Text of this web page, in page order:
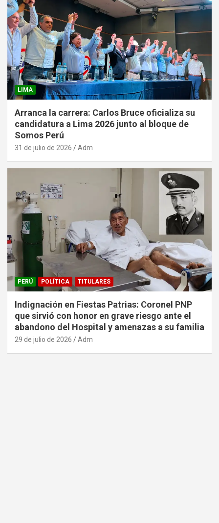
LIMA
Arranca la carrera: Carlos Bruce oficializa su
candidatura a Lima 2026 junto al bloque de
Somos Perú
31 de julio de 2026 Adm
PERÚ POLÍTICA TITULARES
Indignación en Fiestas Patrias: Coronel PNP
que sirvió con honor en grave riesgo ante el
abandono del Hospital y amenazas a su familia
29 de julio de 2026 Adm